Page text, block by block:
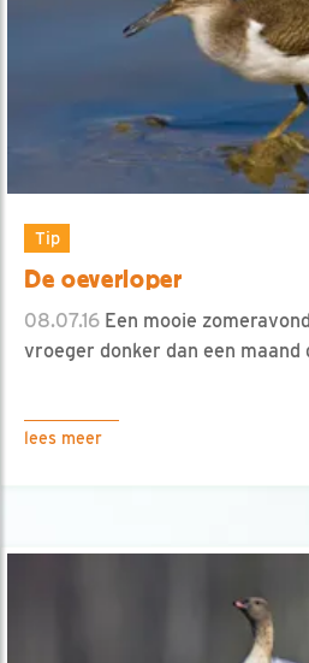
Tip
De oeverloper
08.07.16 Een mooie
vroeger donker dan een maand
lees meer